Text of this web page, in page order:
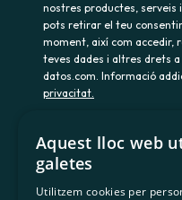
nostres productes, serveis
pots retirar el teu
moment, així com accedir,
teves dades i altres drets
datos.com. Informació
privacitat.
900 103 605
Aquest lloc web
galetes
Utilitzem cookies per